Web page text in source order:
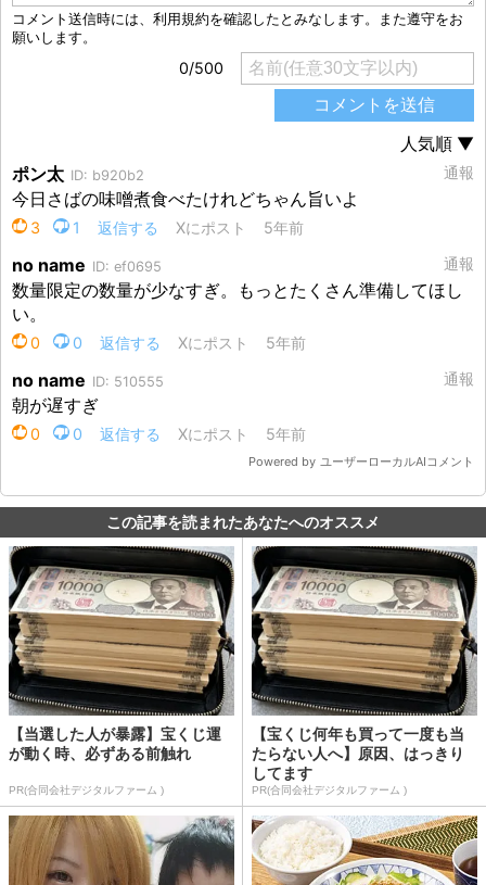
この記事を読まれたあなたへのオススメ
【当選した人が暴露】宝くじ運
が動く時、必ずある前触れ
PR(合同会社デジタルファーム )
【宝くじ何年も買って一度も当
たらない人へ】原因、はっきり
してます
PR(合同会社デジタルファーム )